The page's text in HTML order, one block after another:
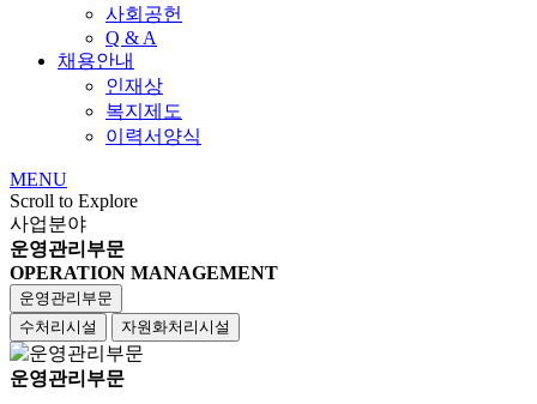
사회공헌
Q & A
채용안내
인재상
복지제도
이력서양식
MENU
Scroll to Explore
사업분야
운영관리부문
OPERATION MANAGEMENT
운영관리부문
수처리시설
자원화처리시설
운영관리부문